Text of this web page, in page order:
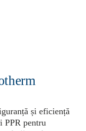
și eficiență
PPR pentru